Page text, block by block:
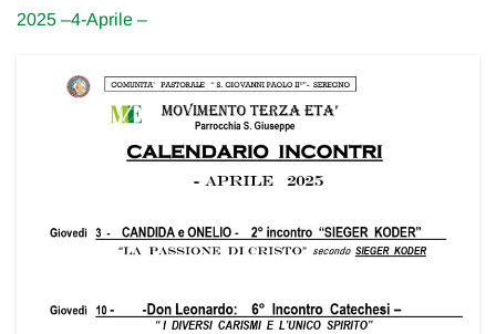
2025 –4-Aprile –